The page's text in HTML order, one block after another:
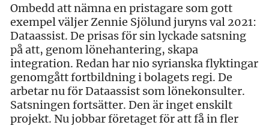
Ombedd att nämna en pristagare som gott
exempel väljer Zennie Sjölund juryns val 2021:
Dataassist. De prisas för sin lyckade satsning
på att, genom lönehantering, skapa
integration. Redan har nio syrianska flyktingar
genomgått fortbildning i bolagets regi. De
arbetar nu för Dataassist som lönekonsulter.
Satsningen fortsätter. Den är inget enskilt
projekt. Nu jobbar företaget för att få in fler